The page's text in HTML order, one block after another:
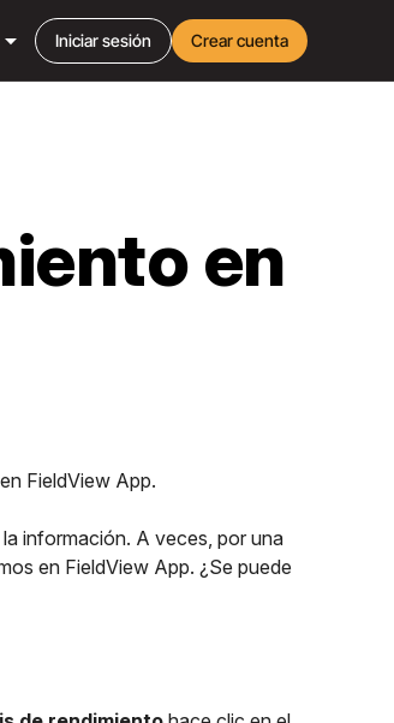
arrow_drop_down Iniciar sesión Crear cuenta
en
FieldView App.
información. A veces, por una
en FieldView App. ¿Se puede